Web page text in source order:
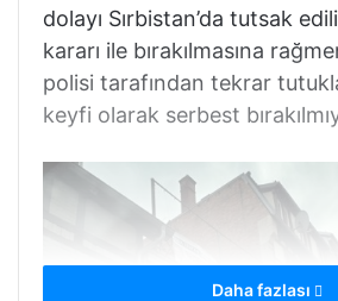
dolayı Sırbistan’da tutsak
kararı ile bırakılmasına
polisi tarafından tekrar
keyfi olarak serbest
Daha fazlası